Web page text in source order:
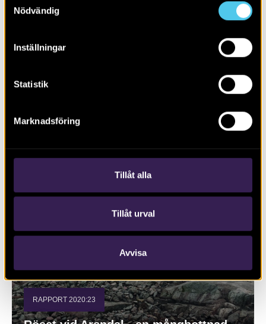
Nödvändig
Inställningar
Statistik
Marknadsföring
Tillåt alla
Tillåt urval
Avvisa
RAPPORT 2020:23